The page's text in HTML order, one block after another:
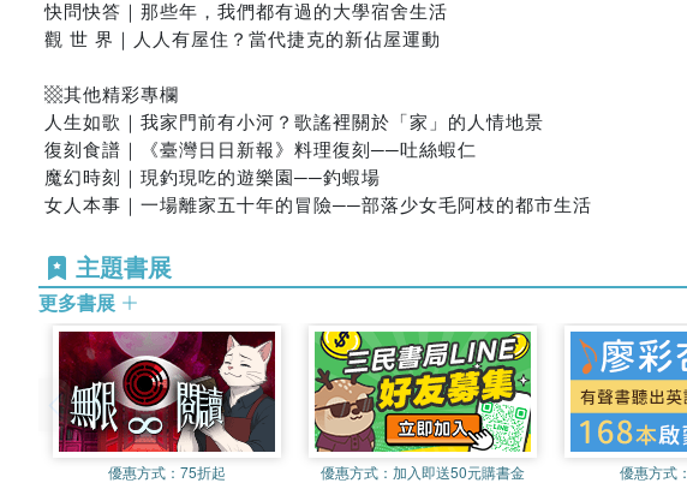
快問快答｜那些年，我們都有過的大學宿舍生活
觀 世 界｜人人有屋住？當代捷克的新佔屋運動
▩其他精彩專欄
人生如歌｜我家門前有小河？歌謠裡關於「家」的人情地景
復刻食譜｜《臺灣日日新報》料理復刻──吐絲蝦仁
魔幻時刻｜現釣現吃的遊樂園──釣蝦場
女人本事｜一場離家五十年的冒險──部落少女毛阿枝的都市生活
主題書展
更多書展
優惠方式： 75折起 優惠方式： 加入即送50元購書金 優惠方式：